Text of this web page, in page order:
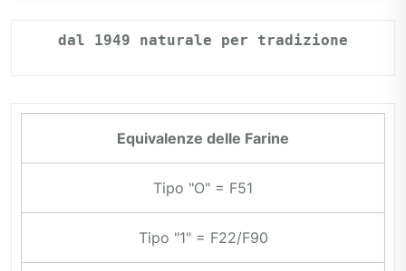
dal 1949 naturale per tradizione
Equivalenze delle Farine
Tipo "O" = F51
Tipo "1" = F22/F90